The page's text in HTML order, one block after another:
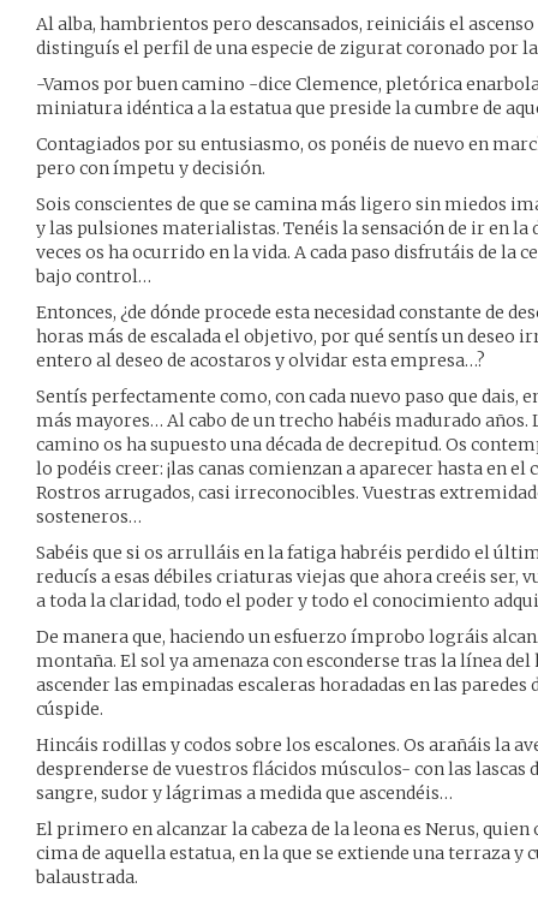
Al alba, hambrientos pero descansados, reiniciáis el
distinguís el perfil de una especie de zigurat coronado por
-Vamos por buen camino -dice Clemence, pletórica
miniatura idéntica a la estatua que preside la cumbre de
Contagiados por su entusiasmo, os ponéis de nuevo en
pero con ímpetu y decisión.
Sois conscientes de que se camina más ligero sin miedos
y las pulsiones materialistas. Tenéis la sensación de ir en
veces os ha ocurrido en la vida. A cada paso disfrutáis de la
bajo control…
Entonces, ¿de dónde procede esta necesidad constante de
horas más de escalada el objetivo, por qué sentís un deseo
entero al deseo de acostaros y olvidar esta empresa…?
Sentís perfectamente como, con cada nuevo paso que dais,
más mayores… Al cabo de un trecho habéis madurado años.
camino os ha supuesto una década de decrepitud. Os
lo podéis creer: ¡las canas comienzan a aparecer hasta en el
Rostros arrugados, casi irreconocibles. Vuestras
sosteneros…
Sabéis que si os arrulláis en la fatiga habréis perdido el
reducís a esas débiles criaturas viejas que ahora creéis ser,
a toda la claridad, todo el poder y todo el conocimiento
De manera que, haciendo un esfuerzo ímprobo lográis
montaña. El sol ya amenaza con esconderse tras la línea
ascender las empinadas escaleras horadadas en las
cúspide.
Hincáis rodillas y codos sobre los escalones. Os arañáis la
desprenderse de vuestros flácidos músculos- con las lascas
sangre, sudor y lágrimas a medida que ascendéis…
El primero en alcanzar la cabeza de la leona es Nerus,
cima de aquella estatua, en la que se extiende una terraza y
balaustrada.